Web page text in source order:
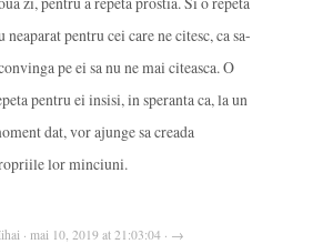
neaparat pentru cei care ne citesc, ca sa-
pe ei sa nu ne mai citeasca. O
pentru ei insisi, in speranta ca, la un
dat, vor ajunge sa creada
lor minciuni.
· mai 10, 2019 at 21:03:04 · →